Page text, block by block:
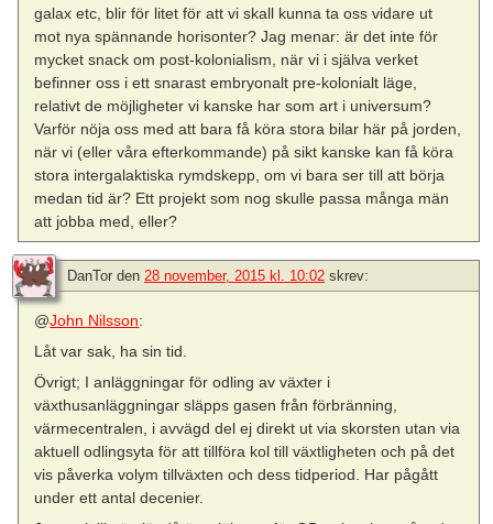
galax etc, blir för litet för att vi skall kunna ta oss vidare ut
mot nya spännande horisonter? Jag menar: är det inte för
mycket snack om post-kolonialism, när vi i själva verket
befinner oss i ett snarast embryonalt pre-kolonialt läge,
relativt de möjligheter vi kanske har som art i universum?
Varför nöja oss med att bara få köra stora bilar här på jorden,
när vi (eller våra efterkommande) på sikt kanske kan få köra
stora intergalaktiska rymdskepp, om vi bara ser till att börja
medan tid är? Ett projekt som nog skulle passa många män
att jobba med, eller?
DanTor den 28 november, 2015 kl. 10:02 skrev:
@John Nilsson:
Låt var sak, ha sin tid.
Övrigt; I anläggningar för odling av växter i
växthusanläggningar släpps gasen från förbränning,
värmecentralen, i avvägd del ej direkt ut via skorsten utan via
aktuell odlingsyta för att tillföra kol till växtligheten och på det
vis påverka volym tillväxten och dess tidperiod. Har pågått
under ett antal decenier.